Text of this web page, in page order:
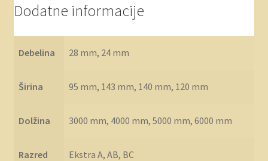
Dodatne informacije
Debelina 28 mm, 24 mm
Širina 95 mm, 143 mm, 140 mm, 120 mm
Dolžina 3000 mm, 4000 mm, 5000 mm, 6000 mm
Razred Ekstra A, AB, BC